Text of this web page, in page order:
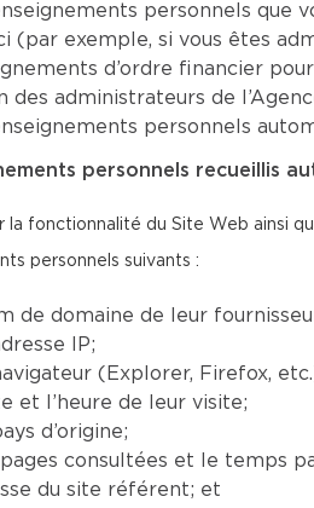
personnels que
(par exemple, si vous êtes
d’ordre financier
des administrateurs de
personnels
personnels recueillis
la fonctionnalité du Site Web ainsi
personnels suivants :
de domaine de leur
IP;
(Explorer, Firefox,
et l’heure de leur visite;
d’origine;
pages consultées et le temps
du site référent; et